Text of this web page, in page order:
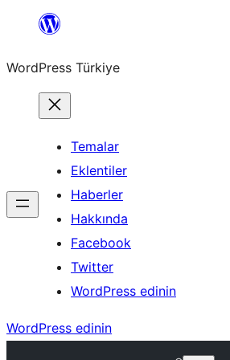
İçeriğe
WordPress Türkiye
Temalar
Eklentiler
Haberler
Hakkında
Facebook
Twitter
WordPress edinin
WordPress edinin